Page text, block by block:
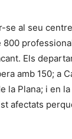
se al seu
800
Els
amb 150; a
Plana; i en la
afectats